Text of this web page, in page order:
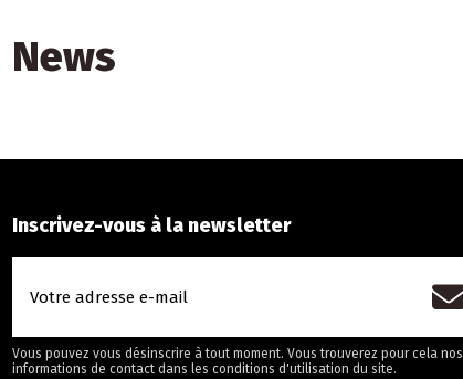
News
Vous pouvez vous désinscrire à tout moment. Vous trouverez pour cela nos
informations de contact dans les conditions d'utilisation du site.